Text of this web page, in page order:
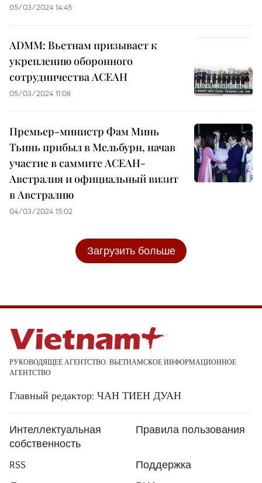
05/03/2024 14:45
ADMM: Вьетнам призывает к
укреплению оборонного
сотрудничества АСЕАН
05/03/2024 11:08
Премьер-министр Фам Минь
Тьинь прибыл в Мельбурн, начав
участие в саммите АСЕАН-
Австралия и официальный визит
в Австралию
04/03/2024 15:02
Загрузить больше
РУКОВОДЯЩЕЕ АГЕНТСТВО: ВЬЕТНАМСКОЕ ИНФОРМАЦИОННОЕ
АГЕНТСТВО
Главный редактор: ЧАН ТИЕН ДУАН
Интеллектуальная
собственность
Правила пользования
RSS
Поддержка